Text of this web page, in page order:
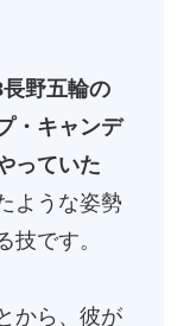
野五輪の
・キャンデ
っていた
ような姿勢
技です。
から、彼が